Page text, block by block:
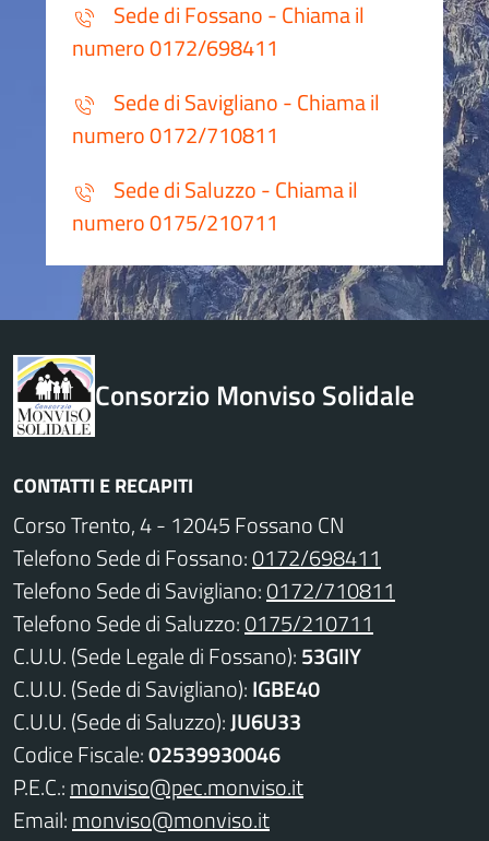
Sede di Fossano - Chiama il
numero 0172/698411
Sede di Savigliano - Chiama il
numero 0172/710811
Sede di Saluzzo - Chiama il
numero 0175/210711
Consorzio Monviso Solidale
CONTATTI E RECAPITI
Corso Trento, 4 - 12045 Fossano CN
Telefono Sede di Fossano:0172/698411
Telefono Sede di Savigliano:0172/710811
Telefono Sede di Saluzzo:0175/210711
C.U.U. (Sede Legale di Fossano):53GIIY
C.U.U. (Sede di Savigliano):IGBE40
C.U.U. (Sede di Saluzzo):JU6U33
Codice Fiscale:02539930046
P.E.C.:monviso@pec.monviso.it
Email:monviso@monviso.it